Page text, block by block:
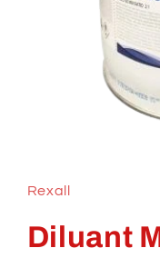
1
dans
fenêtre
modale
Rexall
Diluant